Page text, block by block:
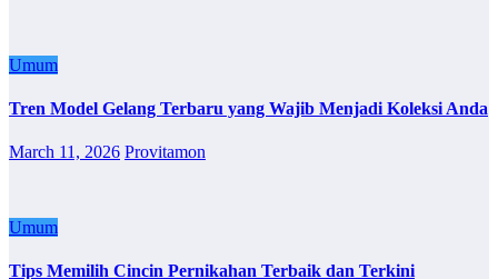
Umum
Tren Model Gelang Terbaru yang Wajib Menjadi Koleksi Anda
March 11, 2026 Provitamon
Umum
Tips Memilih Cincin Pernikahan Terbaik dan Terkini